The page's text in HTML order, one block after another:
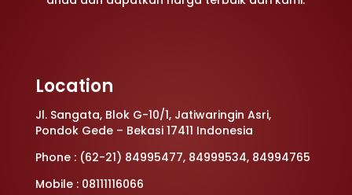
Location
Jl. Sangata, Blok G-10/1, Jatiwaringin Asri,
Pondok Gede – Bekasi 17411 Indonesia
Phone : (62-21) 84995477, 84999534, 84994765
Mobile : 08111116066